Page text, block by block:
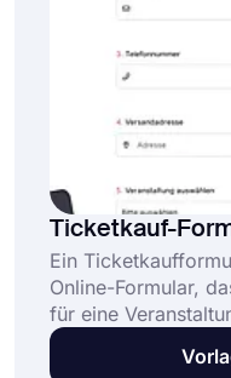
Ticketkauf-
Ein
Online-Formular,
für eine
Formular erfordert
Kunden,